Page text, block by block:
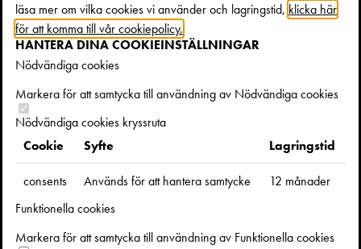
ELEONORA VON ESSEN OCH ÅSA
HELLBERG I BOKSAMTAL OM
Måndag 10 oktober kl 17.00-18.00
Välkommen på boksamtal mellanEleonora von EssenochÅsa
läsa mer om vilka cookies vi använder och lagringstid, klicka här
för att komma till vår cookiepolicy.
HANTERA DINA COOKIEINSTÄLLNINGAR
Nödvändiga cookies
Markera för att samtycka till användning av Nödvändiga cookies
Nödvändiga cookies kryssruta
Cookie
Syfte Lagringstid
consents Används för att hantera samtycke
12 månader
Funktionella cookies
Markera för att samtycka till användning av Funktionella cookies